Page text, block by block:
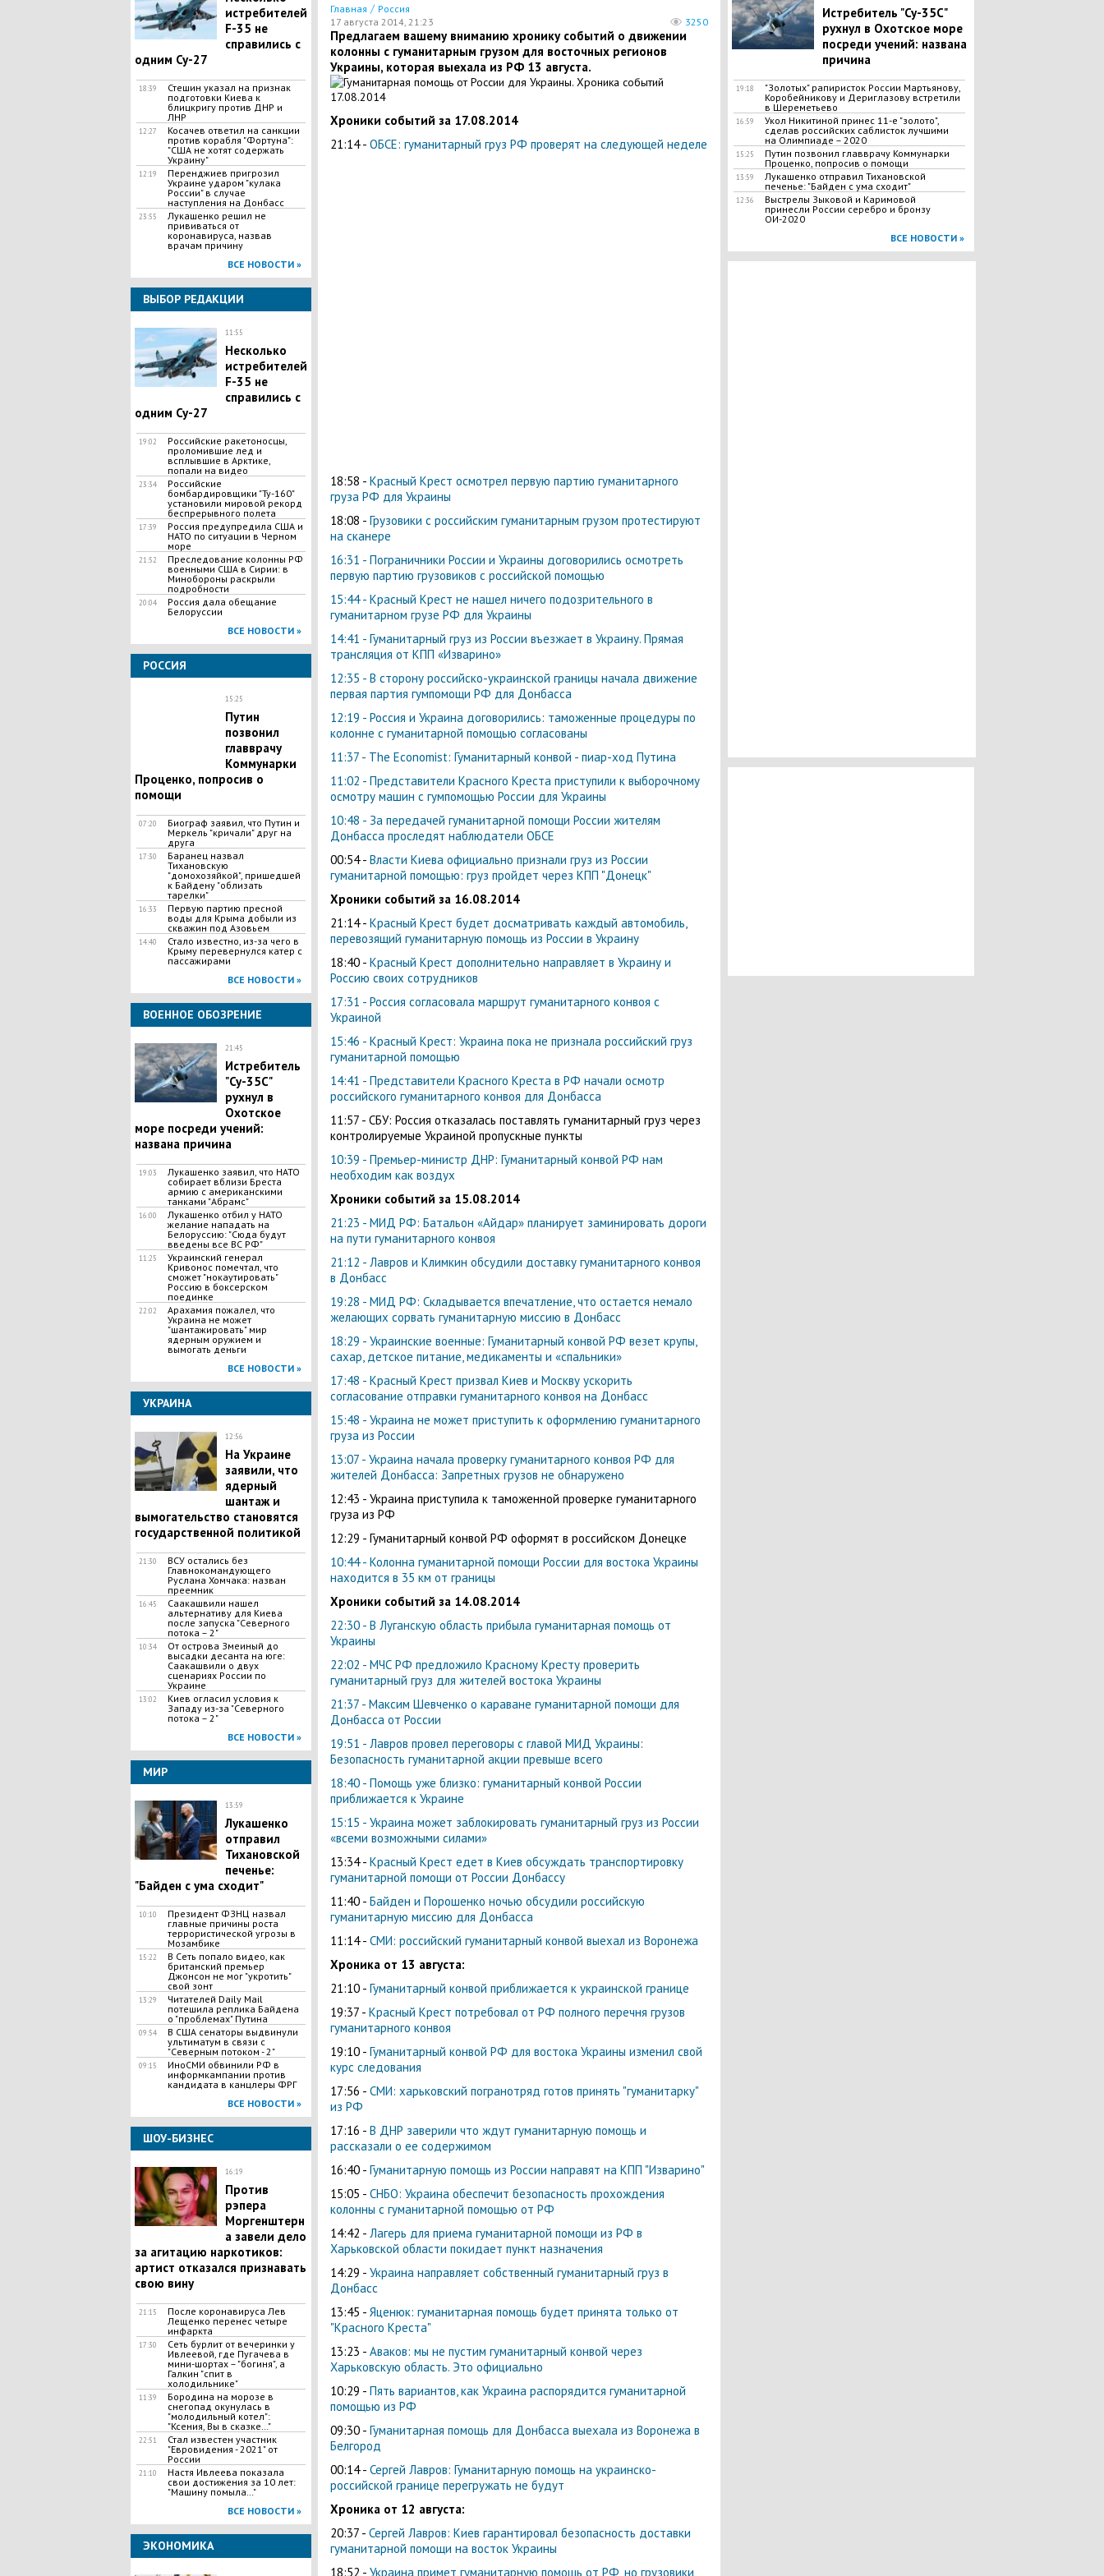
истребителей
F-35 не
справились с
одним Су-27
18:39
Стешин указал на признак
подготовки Киева к
блицкригу против ДНР и
ЛНР
12:27
​Косачев ответил на санкции
против корабля "Фортуна":
"США не хотят содержать
Украину"
12:19
Перенджиев пригрозил
Украине ударом "кулака
России" в случае
наступления на Донбасс
23:55
Лукашенко решил не
прививаться от
коронавируса, назвав
врачам причину
ВСЕ НОВОСТИ »
ВЫБОР РЕДАКЦИИ
11:55
Несколько
истребителей
F-35 не
справились с
одним Су-27
19:02
Российские ракетоносцы,
проломившие лед и
всплывшие в Арктике,
попали на видео
23:34
Российские
бомбардировщики "Ту-160"
установили мировой рекорд
беспрерывного полета
17:39
Россия предупредила США и
НАТО по ситуации в Черном
море
21:52
Преследование колонны РФ
военными США в Сирии: в
Минобороны раскрыли
подробности
20:04
Россия дала обещание
Белоруссии
ВСЕ НОВОСТИ »
РОССИЯ
15:25
Путин
позвонил
главврачу
Коммунарки
Проценко, попросив о
помощи
07:20
Биограф заявил, что Путин и
Меркель "кричали" друг на
друга
17:30
Баранец назвал
Тихановскую
"домохозяйкой", пришедшей
к Байдену "облизать
тарелки"
16:33
Первую партию пресной
воды для Крыма добыли из
скважин под Азовьем
14:40
Стало известно, из-за чего в
Крыму перевернулся катер с
пассажирами
ВСЕ НОВОСТИ »
ВОЕННОЕ ОБОЗРЕНИЕ
21:45
Истребитель
"Су-35С"
рухнул в
Охотское
море посреди учений:
названа причина
19:03
Лукашенко заявил, что НАТО
собирает вблизи Бреста
армию с американскими
танками "Абрамс"
16:00
Лукашенко отбил у НАТО
желание нападать на
Белоруссию: "Сюда будут
введены все ВС РФ"
11:25
Украинский генерал
Кривонос помечтал, что
сможет "нокаутировать"
Россию в боксерском
поединке
22:02
Арахамия пожалел, что
Украина не может
"шантажировать" мир
ядерным оружием и
вымогать деньги
ВСЕ НОВОСТИ »
УКРАИНА
12:56
На Украине
заявили, что
ядерный
шантаж и
вымогательство становятся
государственной политикой
21:30
ВСУ остались без
Главнокомандующего
Руслана Хомчака: назван
преемник
16:45
Саакашвили нашел
альтернативу для Киева
после запуска "Северного
потока – 2"
10:34
​От острова Змеиный до
высадки десанта на юге:
Саакашвили о двух
сценариях России по
Украине
13:02
Киев огласил условия к
Западу из-за "Северного
потока – 2"
ВСЕ НОВОСТИ »
МИР
13:59
Лукашенко
отправил
Тихановской
печенье:
"Байден с ума сходит"
10:10
Президент ФЗНЦ назвал
главные причины роста
террористической угрозы в
Мозамбике
15:22
В Сеть попало видео, как
британский премьер
Джонсон не мог "укротить"
свой зонт
13:29
Читателей Daily Mail
потешила реплика Байдена
о "проблемах" Путина
09:54
В США сенаторы выдвинули
ультиматум в связи с
"Северным потоком - 2"
09:15
ИноСМИ обвинили РФ в
информкампании против
кандидата в канцлеры ФРГ
ВСЕ НОВОСТИ »
ШОУ-БИЗНЕС
16:19
Против
рэпера
Моргенштерн
а завели дело
за агитацию наркотиков:
артист отказался признавать
свою вину
21:15
После коронавируса Лев
Лещенко перенес четыре
инфаркта
17:30
Сеть бурлит от вечеринки у
Ивлеевой, где Пугачева в
мини-шортах – "богиня", а
Галкин "спит в
холодильнике"
11:39
Бородина на морозе в
снегопад окунулась в
"молодильный котел":
"Ксения, Вы в сказке…"
22:51
Стал известен участник
"Евровидения - 2021" от
России
21:10
Настя Ивлеева показала
свои достижения за 10 лет:
"Машину помыла…"
ВСЕ НОВОСТИ »
ЭКОНОМИКА
Главная / Россия
17 августа 2014, 21:23
3250
Предлагаем вашему вниманию хронику событий о движении
колонны с гуманитарным грузом для восточных регионов
Украины, которая выехала из РФ 13 августа.
Хроники событий за 17.08.2014
21:14 - ОБСЕ: гуманитарный груз РФ проверят на следующей неделе
18:58 - Красный Крест осмотрел первую партию гуманитарного
груза РФ для Украины
18:08 - Грузовики с российским гуманитарным грузом протестируют
на сканере
16:31 - Пограничники России и Украины договорились осмотреть
первую партию грузовиков с российской помощью
15:44 - Красный Крест не нашел ничего подозрительного в
гуманитарном грузе РФ для Украины
14:41 - Гуманитарный груз из России въезжает в Украину. Прямая
трансляция от КПП «Изварино»
12:35 - В сторону российско-украинской границы начала движение
первая партия гумпомощи РФ для Донбасса
12:19 - Россия и Украина договорились: таможенные процедуры по
колонне с гуманитарной помощью согласованы
11:37 - The Economist: Гуманитарный конвой - пиар-ход Путина
11:02 - Представители Красного Креста приступили к выборочному
осмотру машин с гумпомощью России для Украины
10:48 - За передачей гуманитарной помощи России жителям
Донбасса проследят наблюдатели ОБСЕ
00:54 - Власти Киева официально признали груз из России
гуманитарной помощью: груз пройдет через КПП "Донецк"
Хроники событий за 16.08.2014
21:14 - Красный Крест будет досматривать каждый автомобиль,
перевозящий гуманитарную помощь из России в Украину
18:40 - Красный Крест дополнительно направляет в Украину и
Россию своих сотрудников
17:31 - Россия согласовала маршрут гуманитарного конвоя с
Украиной
15:46 - Красный Крест: Украина пока не признала российский груз
гуманитарной помощью
14:41 - Представители Красного Креста в РФ начали осмотр
российского гуманитарного конвоя для Донбасса
11:57 - СБУ: Россия отказалась поставлять гуманитарный груз через
контролируемые Украиной пропускные пункты
10:39 - Премьер-министр ДНР: Гуманитарный конвой РФ нам
необходим как воздух
Хроники событий за 15.08.2014
21:23 - МИД РФ: Батальон «Айдар» планирует заминировать дороги
на пути гуманитарного конвоя
21:12 - Лавров и Климкин обсудили доставку гуманитарного конвоя
в Донбасс
19:28 - МИД РФ: Складывается впечатление, что остается немало
желающих сорвать гуманитарную миссию в Донбасс
18:29 - Украинские военные: Гуманитарный конвой РФ везет крупы,
сахар, детское питание, медикаменты и «спальники»
17:48 - Красный Крест призвал Киев и Москву ускорить
согласование отправки гуманитарного конвоя на Донбасс
15:48 - Украина не может приступить к оформлению гуманитарного
груза из России
13:07 - Украина начала проверку гуманитарного конвоя РФ для
жителей Донбасса: Запретных грузов не обнаружено
12:43 - Украина приступила к таможенной проверке гуманитарного
груза из РФ
12:29 - Гуманитарный конвой РФ оформят в российском Донецке
10:44 - Колонна гуманитарной помощи России для востока Украины
находится в 35 км от границы
Хроники событий за 14.08.2014
22:30 - В Луганскую область прибыла гуманитарная помощь от
Украины
22:02 - МЧС РФ предложило Красному Кресту проверить
гуманитарный груз для жителей востока Украины
21:37 - Максим Шевченко о караване гуманитарной помощи для
Донбасса от России
19:51 - Лавров провел переговоры с главой МИД Украины:
Безопасность гуманитарной акции превыше всего
18:40 - Помощь уже близко: гуманитарный конвой России
приближается к Украине
15:15 - Украина может заблокировать гуманитарный груз из России
«всеми возможными силами»
13:34 - Красный Крест едет в Киев обсуждать транспортировку
гуманитарной помощи от России Донбассу
11:40 - Байден и Порошенко ночью обсудили российскую
гуманитарную миссию для Донбасса
11:14 - СМИ: российский гуманитарный конвой выехал из Воронежа
Хроника от 13 августа:
21:10 - Гуманитарный конвой приближается к украинской границе
19:37 - Красный Крест потребовал от РФ полного перечня грузов
гуманитарного конвоя
19:10 - Гуманитарный конвой РФ для востока Украины изменил свой
курс следования
17:56 - СМИ: харьковский погранотряд готов принять "гуманитарку"
из РФ
17:16 - В ДНР заверили что ждут гуманитарную помощь и
рассказали о ее содержимом
16:40 - Гуманитарную помощь из России направят на КПП "Изварино"
15:05 - СНБО: Украина обеспечит безопасность прохождения
колонны с гуманитарной помощью от РФ
14:42 - Лагерь для приема гуманитарной помощи из РФ в
Харьковской области покидает пункт назначения
14:29 - Украина направляет собственный гуманитарный груз в
Донбасс
13:45 - Яценюк: гуманитарная помощь будет принята только от
"Красного Креста"
13:23 - Аваков: мы не пустим гуманитарный конвой через
Харьковскую область. Это официально
10:29 - Пять вариантов, как Украина распорядится гуманитарной
помощью из РФ
09:30 - Гуманитарная помощь для Донбасса выехала из Воронежа в
Белгород
00:14 - Сергей Лавров: Гуманитарную помощь на украинско-
российской границе перегружать не будут
Хроника от 12 августа:
20:37 - Сергей Лавров: Киев гарантировал безопасность доставки
гуманитарной помощи на восток Украины
18:52 - Украина примет гуманитарную помощь от РФ, но грузовики
Истребитель "Су-35С"
рухнул в Охотское море
посреди учений: названа
причина
19:18
"Золотых" рапиристок России Мартьянову,
Коробейникову и Дериглазову встретили
в Шереметьево
16:59
Укол Никитиной принес 11-е "золото",
сделав российских саблисток лучшими
на Олимпиаде – 2020
15:25
Путин позвонил главврачу Коммунарки
Проценко, попросив о помощи
13:59
Лукашенко отправил Тихановской
печенье: "Байден с ума сходит"
12:36
Выстрелы Зыковой и Каримовой
принесли России серебро и бронзу
ОИ-2020
ВСЕ НОВОСТИ »